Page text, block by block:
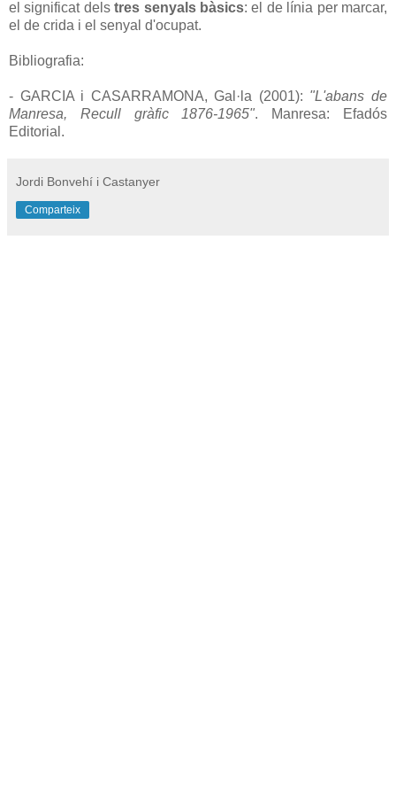
el significat delstres senyals bàsics: el de línia per marcar,
el de crida i el senyal d'ocupat.
Bibliografia:
- GARCIA i CASARRAMONA, Gal·la (2001): "L'abans de
Manresa, Recull gràfic 1876-1965". Manresa: Efadós
Editorial.
Jordi Bonvehí i Castanyer
Comparteix